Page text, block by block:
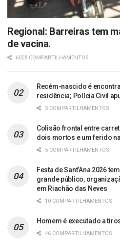
Regional: Barreiras tem
de vacina.
6028 COMPARTILHAMENTOS
Recém-nascido é
residência; Polícia Civil
5 COMPARTILHAMENTOS
Colisão frontal entre
dois mortos e um ferido
5 COMPARTILHAMENTOS
Festa de Sant’Ana 2026
grande público,
em Riachão das Neves
10 COMPARTILHAMENTOS
Homem é executado a
46 COMPARTILHAMENTOS